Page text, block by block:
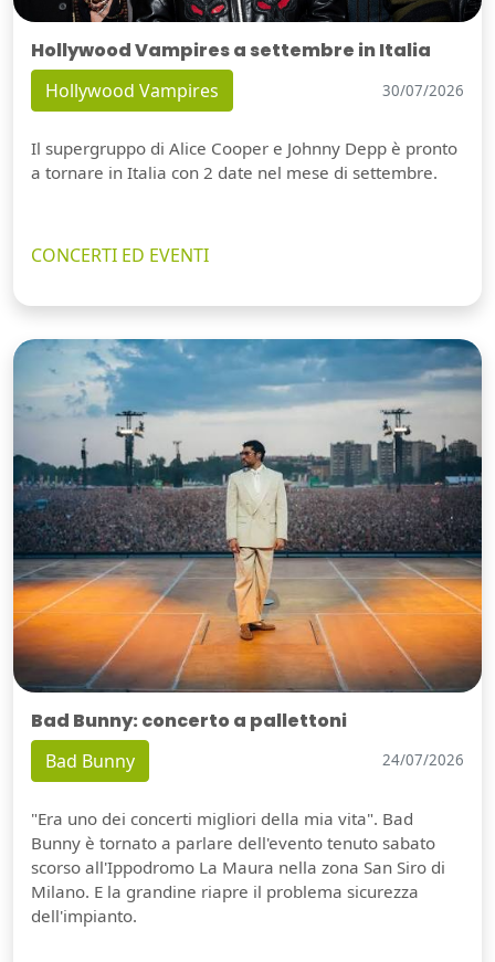
Hollywood Vampires a settembre in Italia
Hollywood Vampires 30/07/2026
Il supergruppo di Alice Cooper e Johnny Depp è pronto
a tornare in Italia con 2 date nel mese di settembre.
CONCERTI ED EVENTI
Bad Bunny: concerto a pallettoni
Bad Bunny 24/07/2026
"Era uno dei concerti migliori della mia vita". Bad
Bunny è tornato a parlare dell'evento tenuto sabato
scorso all'Ippodromo La Maura nella zona San Siro di
Milano. E la grandine riapre il problema sicurezza
dell'impianto.